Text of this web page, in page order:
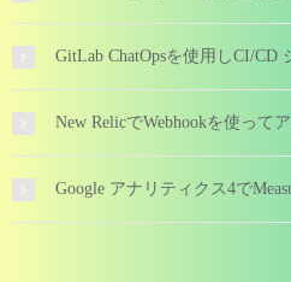
GitLab ChatOpsを使用しCI/CD
New RelicでWebhookを使って
Google アナリティクス4で